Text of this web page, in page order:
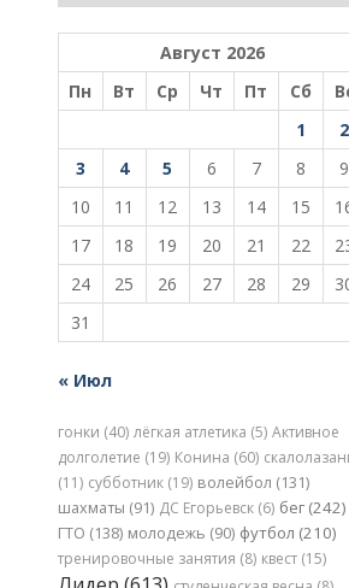
Август 2026
Пн
Вт Ср Чт Пт Сб
1
2
3
4 5 6 7 8
9
10
11 12 13 14 15
17
18 19 20 21 22
24
25 26 27 28 29
31
« Июл
гонки (40) лёгкая атлетика (5) Активное
долголетие (19) Конина (60)
(11) субботник (19) волейбол (131)
шахматы (91) ДС Егорьевск (6) бег (242)
ГТО (138) молодежь (90) футбол (210)
тренировочные занятия (8) квест (15)